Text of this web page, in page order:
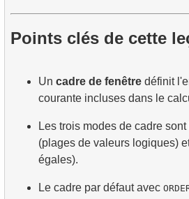
Points clés de cette
Un cadre de fenêtre définit
courante incluses dans le
Les trois modes de cadre sont
(plages de valeurs logiques)
égales).
Le cadre par défaut avec